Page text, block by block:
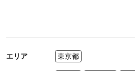
エリア 東京都